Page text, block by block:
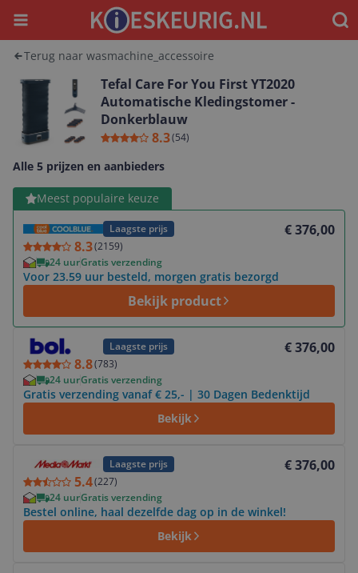
Menu
Terug naar wasmachine_accessoire
Tefal Care For You First YT2020
Automatische Kledingstomer -
Donkerblauw
8.3(54)
Alle 5 prijzen en aanbieders
Meest populaire keuze
Laagste prijs
8.3(2159)
€ 376,00
24 uurGratis verzending
Voor 23.59 uur besteld, morgen gratis bezorgd
Bekijk product
Bekijk product
Laagste prijs
8.8(783)
€ 376,00
24 uurGratis verzending
Gratis verzending vanaf € 25,- | 30 Dagen Bedenktijd
Bekijk
Bekijk product
Laagste prijs
5.4(227)
€ 376,00
24 uurGratis verzending
Bestel online, haal dezelfde dag op in de winkel!
Bekijk